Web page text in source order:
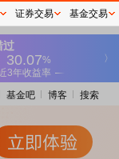
基金吧 博客 搜索
证券交易 基金交易